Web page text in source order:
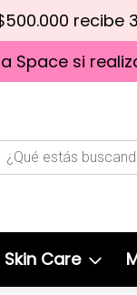
Space si
Skin Care